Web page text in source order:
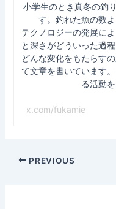
小学生のとき真冬の釣
す。釣れた魚の数
テクノロジーの発展に
と深さがどういった過
どんな変化をもたらす
て文章を書いています
る活動
x.com/fukamie
Post
PREVIOUS